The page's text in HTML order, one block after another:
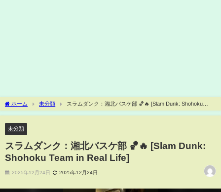
ホーム 未分類
スラムダンク：湘北バスケ部 🏀🔥 [Slam Dunk: Shohoku
Team in Real Life]
未分類
スラムダンク：湘北バスケ部 🏀🔥 [Slam Dunk:
Shohoku Team in Real Life]
2025年12月24日 2025年12月24日